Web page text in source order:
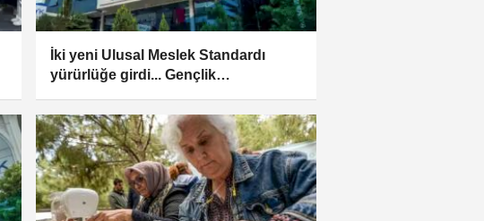
İki yeni Ulusal Meslek Standardı
yürürlüğe girdi... Gençlik